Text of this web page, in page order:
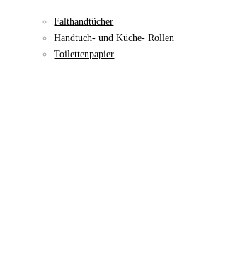
Falthandtücher
Handtuch- und Küche- Rollen
Toilettenpapier